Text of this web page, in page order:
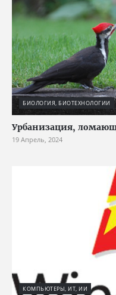
БИОЛОГИЯ, БИОТЕХНОЛОГИИ
Урбанизация,
19 Апрель, 2024
КОМПЬЮТЕРЫ, ИТ, ИИ